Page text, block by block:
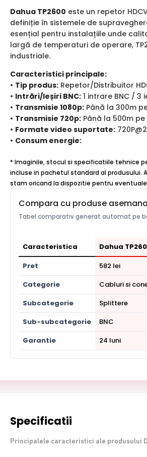
Dahua TP2600 este un repetor
definiție în sistemele de
esențial pentru instalațiile unde
largă de temperaturi de operare,
industriale.
Caracteristici principale:
• Tip produs: Repetor/Distribuitor
• Intrări/Ieșiri BNC: 1 intrare BNC / 3
• Transmisie 1080p: Până la 300m
• Transmisie 720p: Până la 500m
• Formate video suportate:
• Consum energie:
* Imaginile, stocul si specificatiile tehnice
incluse in pachetul standard al
stam oricand la dispozitie pentru
Compara cu produse
Tabel comparativ generat automat pe
Caracteristica
Dahua
Pret
582 lei
Categorie
Cabluri si
Subcategorie
Splittere
Sub-subcategorie
BNC
Garantie
24 luni
Specificatii
Principalele caracteristici ale produsului